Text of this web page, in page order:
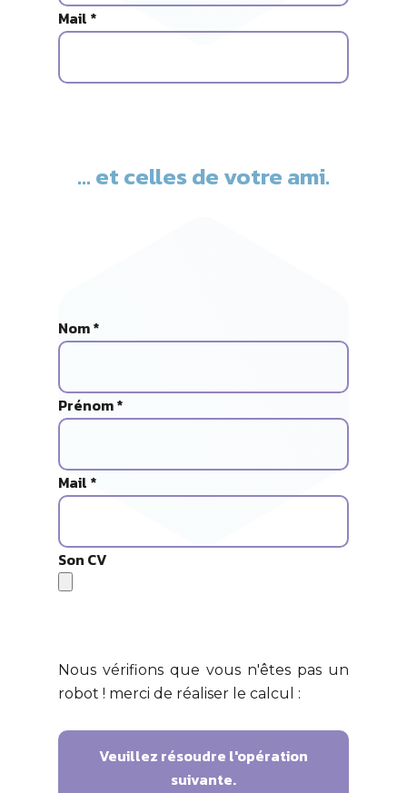
Mail *
... et celles de votre ami.
Nom *
Prénom *
Mail *
Son CV
Nous vérifions que vous n'êtes pas un
robot ! merci de réaliser le calcul :
Veuillez résoudre l'opération
suivante.